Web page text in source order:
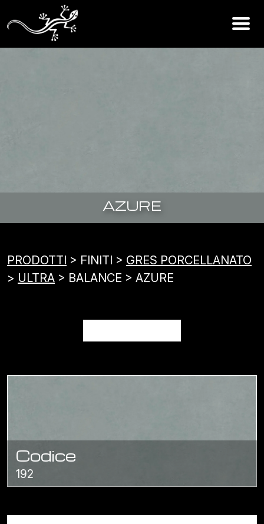
AZURE
PRODOTTI > FINITI > GRES PORCELLANATO
> ULTRA > BALANCE > AZURE
AZURE
Codice
192